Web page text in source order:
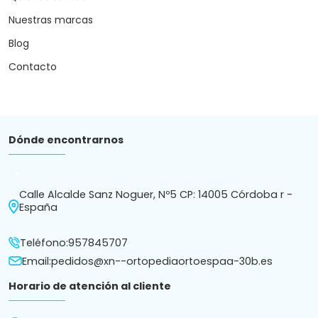
Horario de atención al cliente
Lunes a Viernes de 9:30 a 14 y 17 a 20.30 | Sábados de 10
a 14
Recibe en tu correo novedades y consejos.
Política de
cookies
Política de
Términos y condiciones